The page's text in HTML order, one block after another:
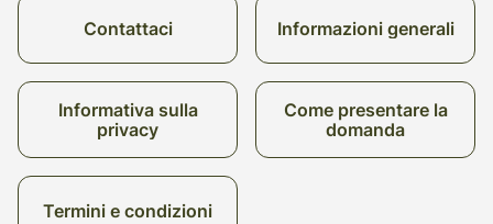
Contattaci Informazioni generali
Informativa sulla
privacy
Come presentare la
domanda
Termini e condizioni